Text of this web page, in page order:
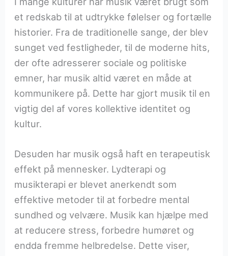
et redskab til at udtrykke følelser og fortælle
historier. Fra de traditionelle sange, der blev
sunget ved festligheder, til de moderne hits,
der ofte adresserer sociale og politiske
emner, har musik altid været en måde at
kommunikere på. Dette har gjort musik til en
vigtig del af vores kollektive identitet og
kultur.
Desuden har musik også haft en terapeutisk
effekt på mennesker. Lydterapi og
musikterapi er blevet anerkendt som
effektive metoder til at forbedre mental
sundhed og velvære. Musik kan hjælpe med
at reducere stress, forbedre humøret og
endda fremme helbredelse. Dette viser,